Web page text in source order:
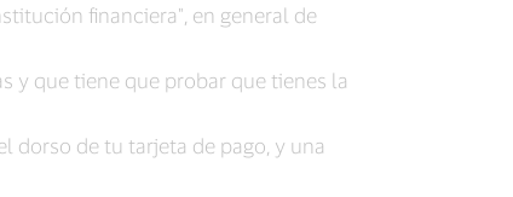
financiera", en general de
y que tiene que probar que tienes la
dorso de tu tarjeta de pago, y una